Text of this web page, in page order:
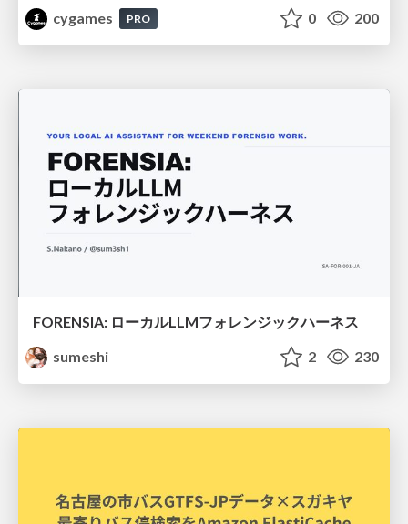
cygames PRO 0 200
FORENSIA: ローカルLLMフォレンジックハーネス
sumeshi
2 230